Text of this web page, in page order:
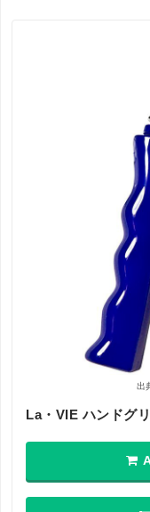
出
La・VIE ハンドグ